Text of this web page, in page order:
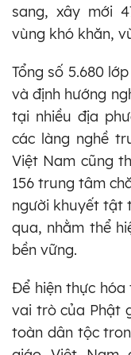
sang, xây mới
vùng khó khăn,
Tổng số 5.680
và định hướng
tại nhiều địa
các làng nghề
Việt Nam cũng
156 trung tâm
người khuyết tật
qua, nhằm thể
bền vững.
Để hiện thực hóa
vai trò của Phật
toàn dân tộc